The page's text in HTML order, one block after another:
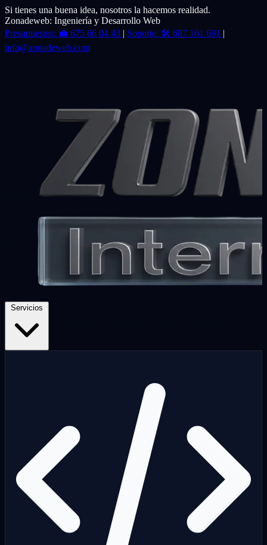
Si tienes una buena idea, nosotros la hacemos realidad.
Zonadeweb: Ingeniería y Desarrollo Web
Presupuestos: 💼 675 66 04 43 | Soporte: 🛠️ 687 161 691 |
info@zonadeweb.com